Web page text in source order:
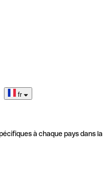
fr
à chaque pays dans la